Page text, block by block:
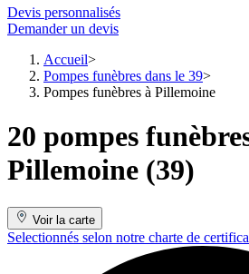
Devis personnalisés
Demander un devis
Accueil
Pompes funèbres dans le 39
Pompes funèbres à Pillemoine
20 pompes
Pillemoine (39)
Voir la carte
Selectionnés selon notre charte de